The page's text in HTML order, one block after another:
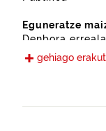
Eguneratze
Denbora erreala
Hizkuntzak
gehiago